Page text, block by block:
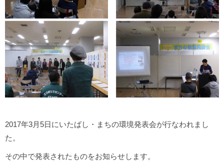
2017年3月5日にいたばし・まちの環境発表会が行なわれまし
た。
その中で発表されたものをお知らせします。